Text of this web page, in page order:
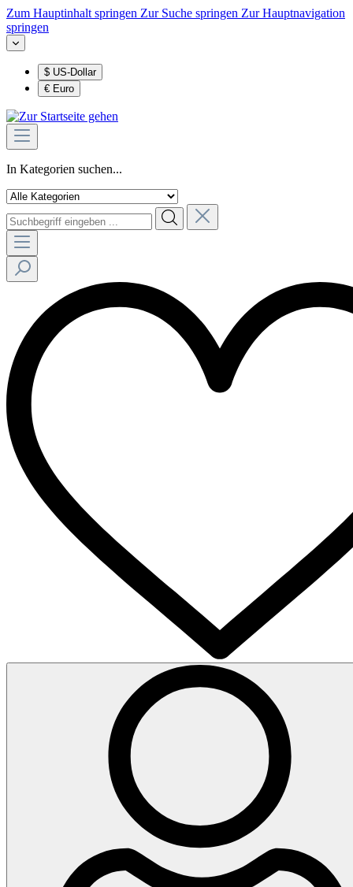
Zum Hauptinhalt springen Zur Suche springen Zur Hauptnavigation
springen
$ US-Dollar
€ Euro
In Kategorien suchen...